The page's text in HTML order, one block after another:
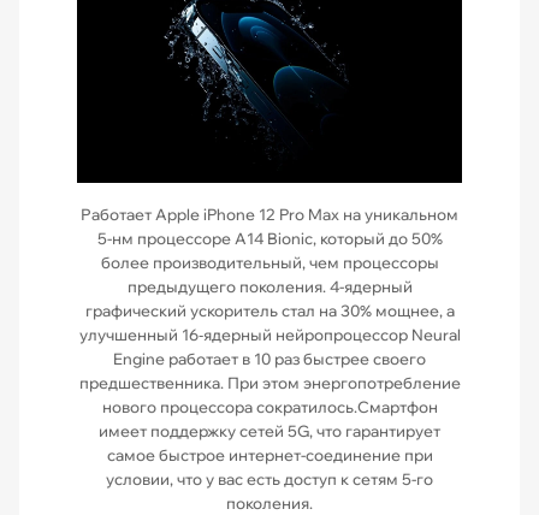
Работает Apple iPhone 12 Pro Max на уникальном
5-нм процессоре A14 Bionic, который до 50%
более производительный, чем процессоры
предыдущего поколения. 4-ядерный
графический ускоритель стал на 30% мощнее, а
улучшенный 16‑ядерный нейропроцессор Neural
Engine работает в 10 раз быстрее своего
предшественника. При этом энергопотребление
нового процессора сократилось.Смартфон
имеет поддержку сетей 5G, что гарантирует
самое быстрое интернет-соединение при
условии, что у вас есть доступ к сетям 5-го
поколения.